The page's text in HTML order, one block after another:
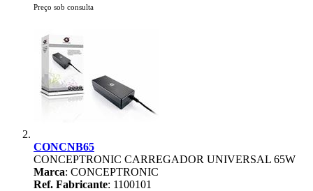
Preço sob consulta
CONCNB65
CONCEPTRONIC CARREGADOR UNIVERSAL 65W
Marca: CONCEPTRONIC
Ref. Fabricante: 1100101